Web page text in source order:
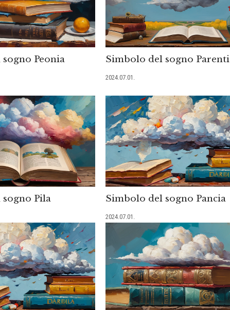
Peonia Simbolo del sogno Parenti
2024.07.01.
Pila Simbolo del sogno Pancia
2024.07.01.